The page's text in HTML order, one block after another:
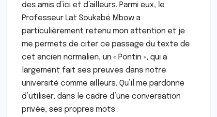
des amis d’ici et d’ailleurs. Parmi eux, le
Professeur Lat Soukabé Mbow a
particulièrement retenu mon attention et je
me permets de citer ce passage du texte de
cet ancien normalien, un « Pontin », qui a
largement fait ses preuves dans notre
université comme ailleurs. Qu’il me pardonne
d’utiliser, dans le cadre d’une conversation
privée, ses propres mots :